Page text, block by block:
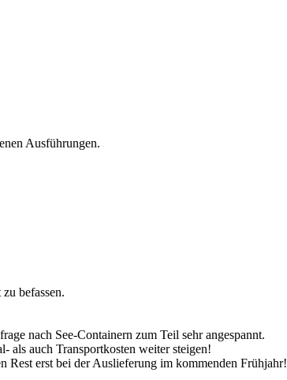
Ausführungen.
befassen.
nach See-Containern zum Teil sehr angespannt.
als auch Transportkosten weiter steigen!
Rest erst bei der Auslieferung im kommenden Frühjahr!